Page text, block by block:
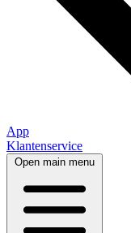
App
Klantenservice
Open main menu